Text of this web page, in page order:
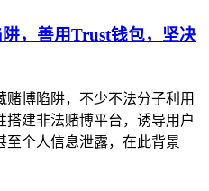
，善用Trust钱包，坚决
赌博陷阱，不少不法分子利用
搭建非法赌博平台，诱导用户
至个人信息泄露，在此背景